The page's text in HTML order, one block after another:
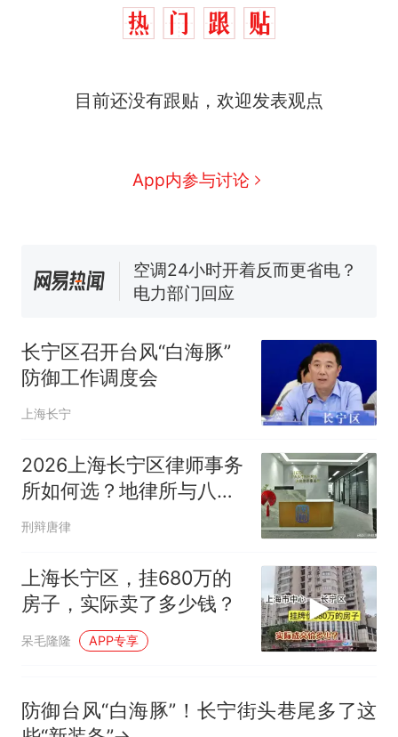
目前还没有跟贴，欢迎发表观点
App内参与讨论
人生
新 搬家报价570元，搬到楼下
交5060元才肯搬上楼！女子傻
空调24小时开着反而更省电？
电力部门回应
试前13名均遭淘汰？教育局：
已叫停招聘，成立调查组全面
核查
“不建议大家买深色蛋糕”上热
搜，网友：天塌了！
那个在床头放菜刀的女孩，
人生
长宁区召开台风“白海豚”
防御工作调度会
上海长宁
2026上海长宁区律师事务
所如何选？地律所与八位
律师专业详解
刑辩唐律
上海长宁区，挂680万的
房子，实际卖了多少钱？
呆毛隆隆 APP专享
防御台风“白海豚”！长宁街头巷尾多了这